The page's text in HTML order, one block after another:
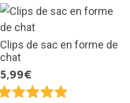
Clips de sac en forme de
chat
5,99€